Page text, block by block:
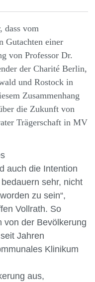
dass vom
Gutachten einer
von Professor Dr.
der Charité Berlin,
und Rostock in
Zusammenhang
die Zukunft von
Trägerschaft in MV
auch die Intention
sehr, nicht
zu sein“,
Vollrath. So
von der Bevölkerung
Jahren
Klinikum
aus,